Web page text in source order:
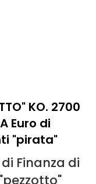
KO. 2700
Euro di
"pirata"
Finanza di